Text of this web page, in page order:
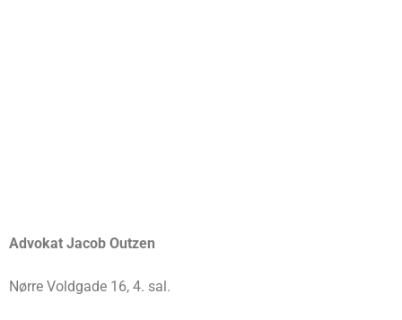
Advokat Jacob Outzen
Nørre Voldgade 16, 4. sal.